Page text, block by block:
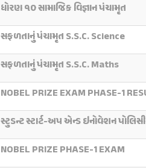
ધોરણ ૧૦ સામાજિક વિજ્ઞાન પંચામૃત
સફળતાનું પંચામૃત S.S.C. Science
સફળતાનું પંચામૃત S.S.C. Maths
NOBEL PRIZE EXAM PHASE-1
સ્ટુડન્ટ સ્ટાર્ટ-અપ એન્ડ ઇનોવેશન
NOBEL PRIZE PHASE-1 EXAM